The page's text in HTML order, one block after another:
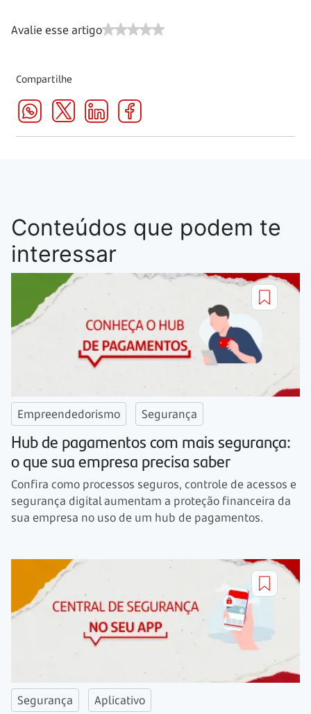
Avalie esse artigo
Compartilhe
Conteúdos que podem te
interessar
Empreendedorismo Segurança
Hub de pagamentos com mais segurança:
o que sua empresa precisa saber
Confira como processos seguros, controle de acessos e
segurança digital aumentam a proteção financeira da
sua empresa no uso de um hub de pagamentos.
Segurança Aplicativo